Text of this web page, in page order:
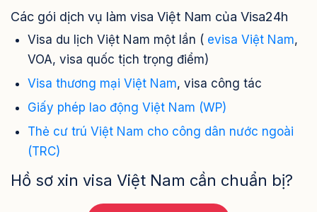
Các gói dịch vụ làm visa Việt Nam của Visa24h
Visa du lịch Việt Nam một lần ( evisa Việt Nam,
VOA, visa quốc tịch trọng điểm)
Visa thương mại Việt Nam, visa công tác
Giấy phép lao động Việt Nam (WP)
Thẻ cư trú Việt Nam cho công dân nước ngoài
(TRC)
Hồ sơ xin visa Việt Nam cần chuẩn bị?